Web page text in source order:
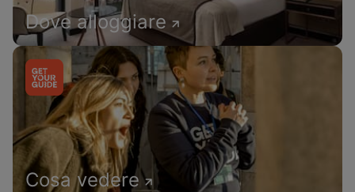
Dove alloggiare
Cosa vedere